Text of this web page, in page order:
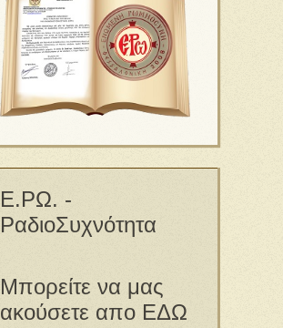
Ε.ΡΩ. -
ΡαδιοΣυχνότητα
Μπορείτε να μας
ακούσετε απο ΕΔΩ